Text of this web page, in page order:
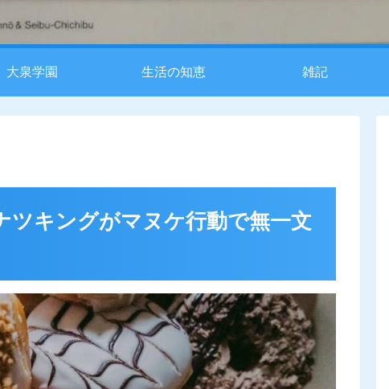
大泉学園 生活の知恵 雑記
ツキングがマヌケ行動で無一文